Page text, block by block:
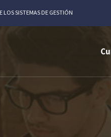
LOS SISTEMAS DE GESTIÓN